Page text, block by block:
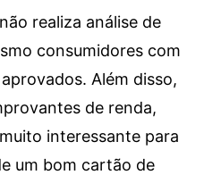
realiza análise de
consumidores com
Além disso,
de renda,
interessante para
um bom cartão de